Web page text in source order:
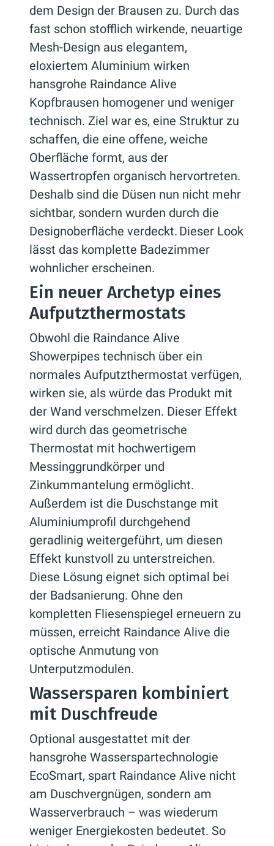
dem Design der Brausen zu. Durch das
fast schon stofflich wirkende, neuartige
Mesh-Design aus elegantem,
eloxiertem Aluminium wirken
hansgrohe Raindance Alive
Kopfbrausen homogener und weniger
technisch. Ziel war es, eine Struktur zu
schaffen, die eine offene, weiche
Oberfläche formt, aus der
Wassertropfen organisch hervortreten.
Deshalb sind die Düsen nun nicht mehr
sichtbar, sondern wurden durch die
Designoberfläche verdeckt. Dieser Look
lässt das komplette Badezimmer
wohnlicher erscheinen.
Ein neuer Archetyp eines
Aufputzthermostats
Obwohl die Raindance Alive
Showerpipes technisch über ein
normales Aufputzthermostat verfügen,
wirken sie, als würde das Produkt mit
der Wand verschmelzen. Dieser Effekt
wird durch das geometrische
Thermostat mit hochwertigem
Messinggrundkörper und
Zinkummantelung ermöglicht.
Außerdem ist die Duschstange mit
Aluminiumprofil durchgehend
geradlinig weitergeführt, um diesen
Effekt kunstvoll zu unterstreichen.
Diese Lösung eignet sich optimal bei
der Badsanierung. Ohne den
kompletten Fliesenspiegel erneuern zu
müssen, erreicht Raindance Alive die
optische Anmutung von
Unterputzmodulen.
Wassersparen kombiniert
mit Duschfreude
Optional ausgestattet mit der
hansgrohe Wasserspartechnologie
EcoSmart, spart Raindance Alive nicht
am Duschvergnügen, sondern am
Wasserverbrauch – was wiederum
weniger Energiekosten bedeutet. So